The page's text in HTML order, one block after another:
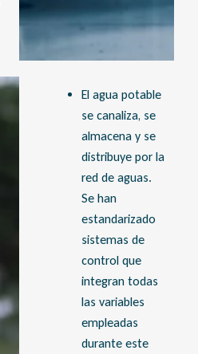
El agua potable
se canaliza, se
almacena y se
distribuye por la
red de aguas.
Se han
estandarizado
sistemas de
control que
integran todas
las variables
empleadas
durante este